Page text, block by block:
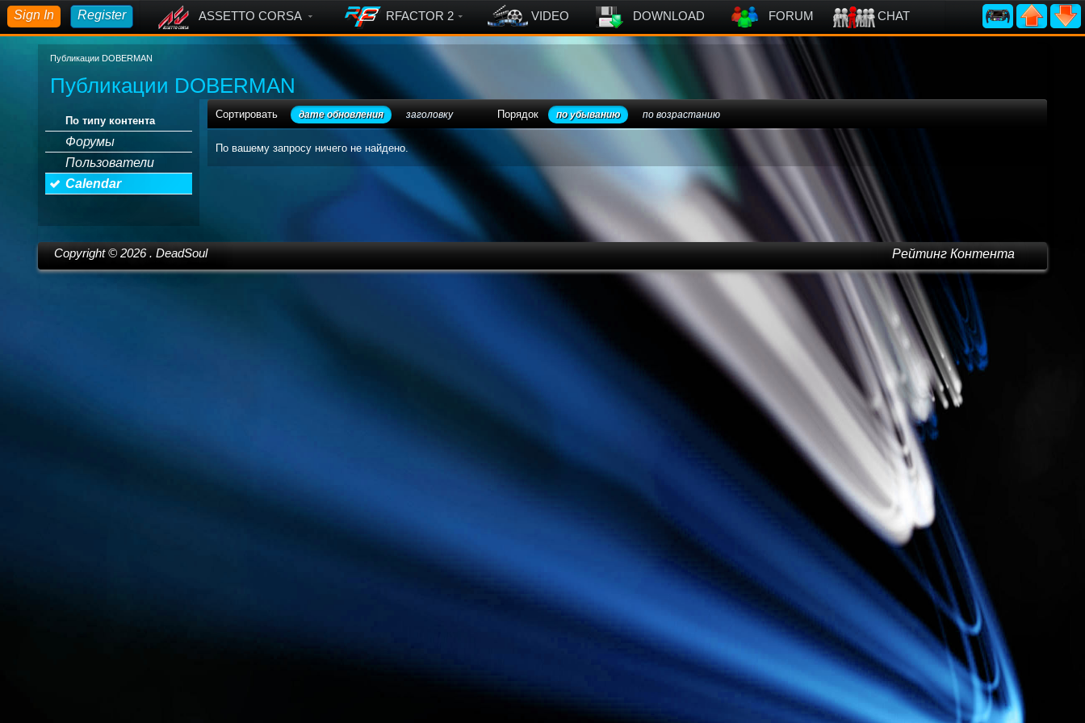
Sign In Register ASSETTO CORSA RFACTOR 2 VIDEO DOWNLOAD FORUM CHAT
Публикации DOBERMAN
Публикации DOBERMAN
По типу контента
Форумы
Пользователи
Calendar
Сортировать дате обновления заголовку Порядок по убыванию по возрастанию
По вашему запросу ничего не найдено.
Copyright © 2026. DeadSoul Рейтинг Контента